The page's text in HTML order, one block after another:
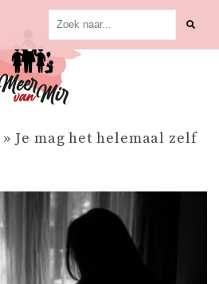
» Je mag het helemaal zelf